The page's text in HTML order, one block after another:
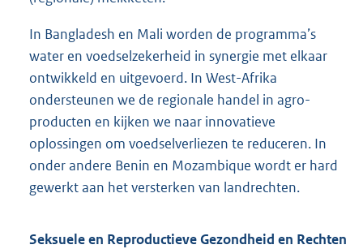
In Bangladesh en Mali worden de programma’s
water en voedselzekerheid in synergie met elkaar
ontwikkeld en uitgevoerd. In West-Afrika
ondersteunen we de regionale handel in agro-
producten en kijken we naar innovatieve
oplossingen om voedselverliezen te reduceren. In
onder andere Benin en Mozambique wordt er hard
gewerkt aan het versterken van landrechten.
Seksuele en Reproductieve Gezondheid en Rechten